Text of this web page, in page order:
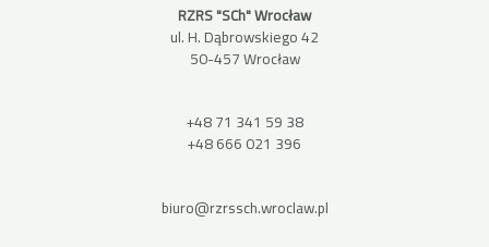
RZRS "SCh" Wrocław
ul. H. Dąbrowskiego 42
50-457 Wrocław
+48 71 341 59 38
+48 666 021 396
biuro@rzrssch.wroclaw.pl